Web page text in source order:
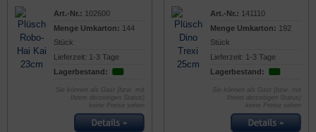
Art.-Nr.: 102600
Menge Umkarton: 144
Stück
Lieferzeit: 1-3 Tage
Lagerbestand:
Sie können als Gast (bzw. mit
Ihrem derzeitigen Status)
keine Preise sehen
Art.-Nr.: 141110
Menge Umkarton: 192
Stück
Lieferzeit: 1-3 Tage
Lagerbestand:
Sie können als Gast (bzw. mit
Ihrem derzeitigen Status)
keine Preise sehen